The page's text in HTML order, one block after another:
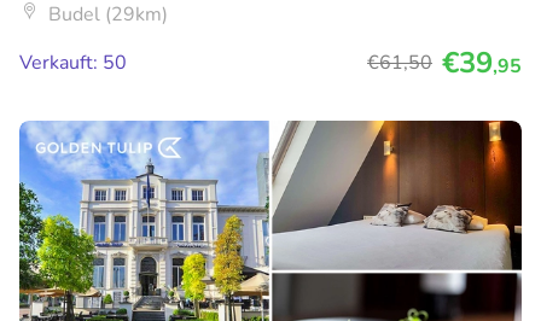
Budel (29km)
Verkauft: 50
€61,50 €39,95